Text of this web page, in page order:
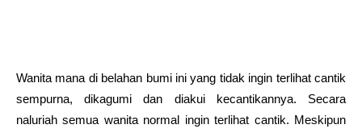
Wanita mana di belahan bumi ini yang tidak ingin terlihat cantik
sempurna, dikagumi dan diakui kecantikannya. Secara
naluriah semua wanita normal ingin terlihat cantik. Meskipun